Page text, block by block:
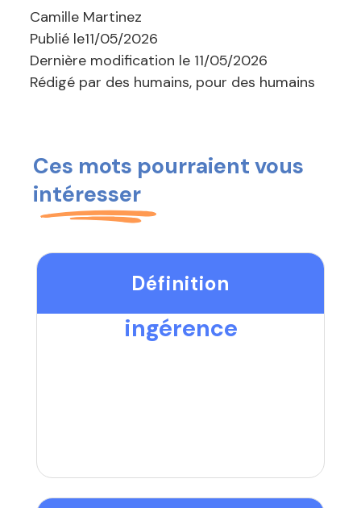
Camille Martinez
Publié le11/05/2026
Dernière modification le 11/05/2026
Rédigé par des humains, pour des humains
Ces mots pourraient vous
intéresser
Définition
ingérence